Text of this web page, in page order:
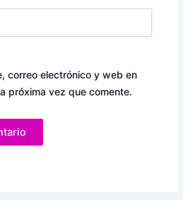
correo electrónico y web en
próxima vez que comente.